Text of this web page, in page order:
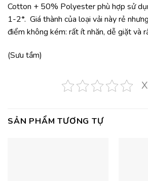
Cotton + 50% Polyester phù hợp sử
1-2*. Giá thành của loại vải này rẻ
điểm không kém: rất ít nhăn, dễ giặt và
(Sưu tầm)
SẢN PHẨM TƯƠNG TỰ